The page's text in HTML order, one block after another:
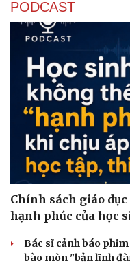
PODCAST
Chính sách giáo dục
hạnh phúc của học
Bác sĩ cảnh báo
bào mòn "bản lĩnh